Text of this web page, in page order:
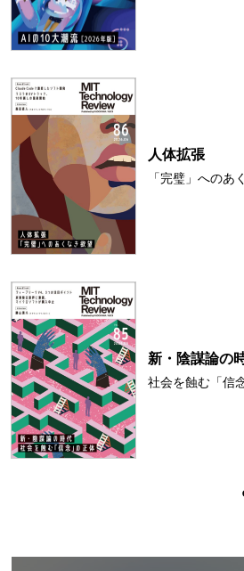
人体拡張
「完璧」へのあ
新・陰謀論の
社会を蝕む「信